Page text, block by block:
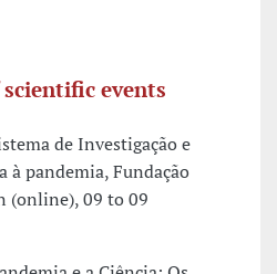
events
de Investigação e
à pandemia, Fundação
(online), 09 to 09